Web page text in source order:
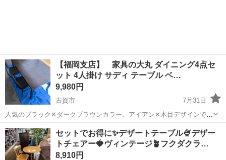
【福岡支店】 家具の大丸 ダイニング4点セ
ット 4人掛け サディ テーブル ベ…
9,980円
古賀市
7月31日
人気のブラック✕ダークブラウンカラー、アイアン✕木目デザインで、
落ち着いたシックなお部屋に仕上がります！ 【詳細】 家具の大丸 ダ
イニング4点セット ・サディ1500 テーブル サイズ：約 幅150×奥行
80×高さ70cm...
福岡 古賀市 ダイニングセット
セットでお得に✨️デザートテーブル🍨デザー
トチェアー🍓ヴィンテージ🪴フクダクラ…
8,910円